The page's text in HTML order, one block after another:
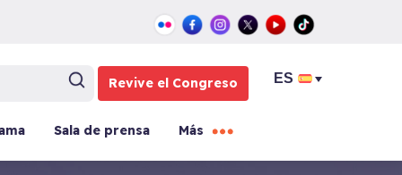
Revive el Congreso
Sala de prensa Más